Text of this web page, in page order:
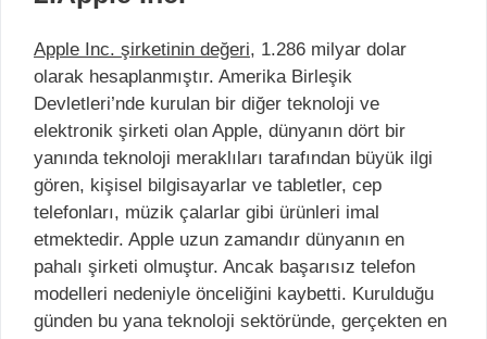
Apple Inc. şirketinin değeri, 1.286 milyar dolar
olarak hesaplanmıştır. Amerika Birleşik
Devletleri’nde kurulan bir diğer teknoloji ve
elektronik şirketi olan Apple, dünyanın dört bir
yanında teknoloji meraklıları tarafından büyük ilgi
gören, kişisel bilgisayarlar ve tabletler, cep
telefonları, müzik çalarlar gibi ürünleri imal
etmektedir. Apple uzun zamandır dünyanın en
pahalı şirketi olmuştur. Ancak başarısız telefon
modelleri nedeniyle önceliğini kaybetti. Kurulduğu
günden bu yana teknoloji sektöründe, gerçekten en